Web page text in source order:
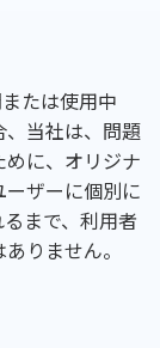
たは使用中
当社は、問題
に、オリジナ
ザーに個別に
まで、利用者
りません。